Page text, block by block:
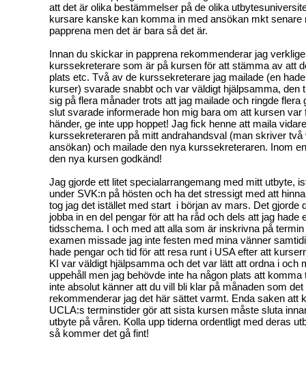
att det är olika bestämmelser på de olika
kursare kanske kan komma in med ansökan mkt senare
papprena men det är bara så det är.
Innan du skickar in papprena rekommenderar jag
kurssekreterare som är på kursen för att stämma av att
plats etc. Två av de kurssekreterare jag mailade (en
kurser) svarade snabbt och var väldigt hjälpsamma, den
sig på flera månader trots att jag mailade och ringde flera
slut svarade informerade hon mig bara om att kursen var
händer, ge inte upp hoppet! Jag fick henne att maila
kurssekreteraren på mitt andrahandsval (man skriver två
ansökan) och mailade den nya kurssekreteraren. Inom
den nya kursen godkänd!
Jag gjorde ett litet specialarrangemang med mitt utbyte,
under SVK:n på hösten och ha det stressigt med att
tog jag det istället med start i början av mars. Det gjorde
jobba in en del pengar för att ha råd och dels att jag hade
tidsschema. I och med att alla som är inskrivna på termin
examen missade jag inte festen med mina vänner
hade pengar och tid för att resa runt i USA efter att
KI var väldigt hjälpsamma och det var lätt att ordna i och
uppehåll men jag behövde inte ha någon plats att komma
inte absolut känner att du vill bli klar på månaden som
rekommenderar jag det här sättet varmt. Enda saken att
UCLA:s terminstider gör att sista kursen måste sluta
utbyte på våren. Kolla upp tiderna ordentligt med deras
så kommer det gå fint!